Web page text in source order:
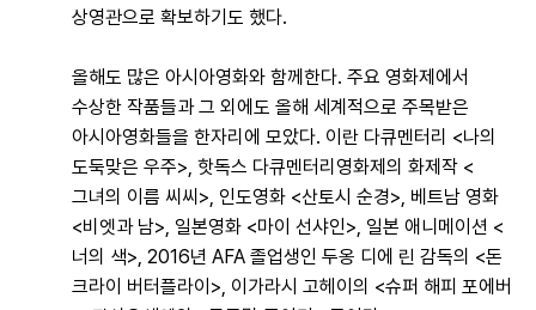
상영관으로 확보하기도 했다.
올해도 많은 아시아영화와 함께한다. 주요 영화제에서
수상한 작품들과 그 외에도 올해 세계적으로 주목받은
아시아영화들을 한자리에 모았다. 이란 다큐멘터리 <나의
도둑맞은 우주>, 핫독스 다큐멘터리영화제의 화제작 <
그녀의 이름 씨씨>, 인도영화 <산토시 순경>, 베트남 영화
<비엣과 남>, 일본영화 <마이 선샤인>, 일본 애니메이션 <
너의 색>, 2016년 AFA 졸업생인 두옹 디에 린 감독의 <돈
크라이 버터플라이>, 이가라시 고헤이의 <슈퍼 해피 포에버